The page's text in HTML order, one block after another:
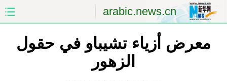
arabic.news.cn
الصين الصفحة الأولى
معرض أزياء تشيباو في حقول
الزهور